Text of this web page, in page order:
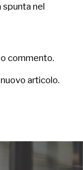
nel
commento.
articolo.